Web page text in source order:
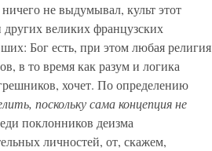
не выдумывал, культ этот
других великих французских
Бог есть, при этом любая религия
в то время как разум и логика
хочет. По определению
поскольку сама концепция не
поклонников деизма
личностей, от, скажем,